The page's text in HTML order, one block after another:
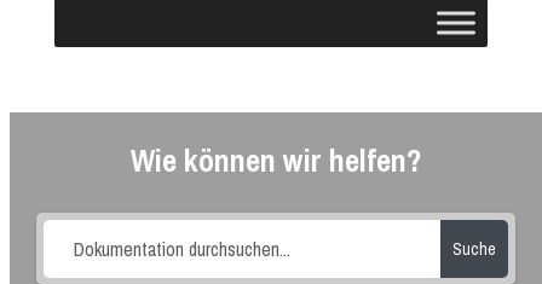
Wie können wir helfen?
Suche